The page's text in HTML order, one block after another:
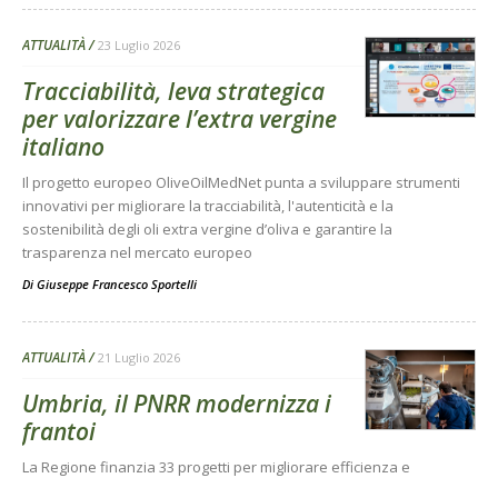
ATTUALITÀ 23 Luglio 2026
Tracciabilità, leva strategica
per valorizzare l’extra vergine
italiano
Il progetto europeo OliveOilMedNet punta a sviluppare strumenti
innovativi per migliorare la tracciabilità, l'autenticità e la
sostenibilità degli oli extra vergine d’oliva e garantire la
trasparenza nel mercato europeo
Di Giuseppe Francesco Sportelli
ATTUALITÀ 21 Luglio 2026
Umbria, il PNRR modernizza i
frantoi
La Regione finanzia 33 progetti per migliorare efficienza e